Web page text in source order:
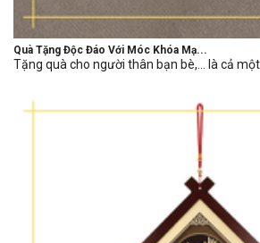
Quà Tặng Độc Đáo Với Móc Khóa Mạ...
Tặng quà cho người thân bạn bè,… là cả một